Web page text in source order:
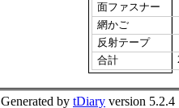
面ファスナー
網かご
反射テープ
合計
Generated by tDiary version 5.2.4